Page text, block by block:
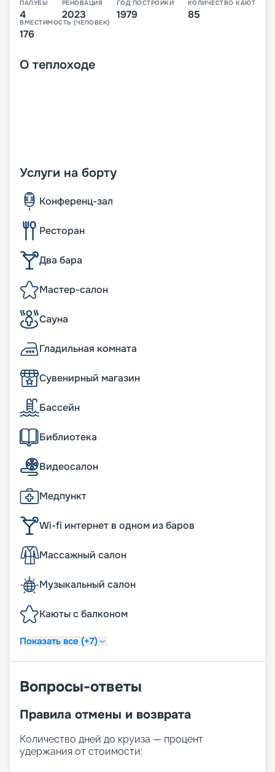
ПАЛУБЫ
4
РЕНОВАЦИЯ
2023
ГОД ПОСТРОЙКИ
1979
КОЛИЧЕСТВО КАЮТ
85
ВМЕСТИМОСТЬ (ЧЕЛОВЕК)
176
О теплоходе
Услуги на борту
Конференц-зал
Ресторан
Два бара
Мастер-салон
Сауна
Гладильная комната
Сувенирный магазин
Бассейн
Библиотека
Видеосалон
Медпункт
Wi-fi интернет в одном из баров
Массажный салон
Музыкальный салон
Каюты с балконом
Показать все (+7)
Вопросы-ответы
Правила отмены и возврата
Количество дней до круиза — процент
удержания от стоимости: